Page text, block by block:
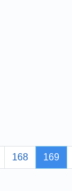
168 169